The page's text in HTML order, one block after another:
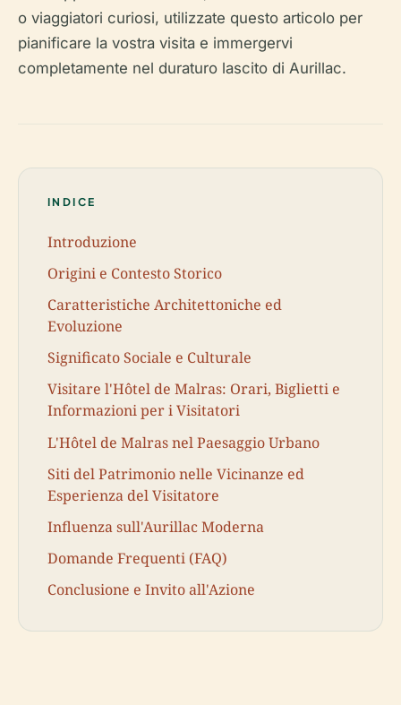
o viaggiatori curiosi, utilizzate questo articolo per
pianificare la vostra visita e immergervi
completamente nel duraturo lascito di Aurillac.
INDICE
Introduzione
Origini e Contesto Storico
Caratteristiche Architettoniche ed
Evoluzione
Significato Sociale e Culturale
Visitare l'Hôtel de Malras: Orari, Biglietti e
Informazioni per i Visitatori
L'Hôtel de Malras nel Paesaggio Urbano
Siti del Patrimonio nelle Vicinanze ed
Esperienza del Visitatore
Influenza sull'Aurillac Moderna
Domande Frequenti (FAQ)
Conclusione e Invito all'Azione